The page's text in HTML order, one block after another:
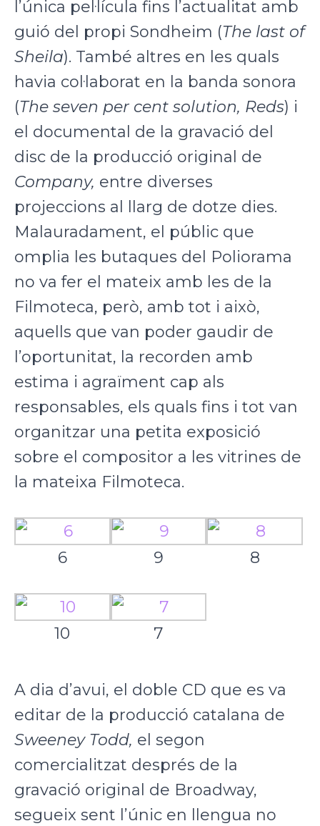
l’única pel·lícula fins l’actualitat amb
guió del propi Sondheim (The last of
Sheila). També altres en les quals
havia col·laborat en la banda sonora
(The seven per cent solution, Reds) i
el documental de la gravació del
disc de la producció original de
Company, entre diverses
projeccions al llarg de dotze dies.
Malauradament, el públic que
omplia les butaques del Poliorama
no va fer el mateix amb les de la
Filmoteca, però, amb tot i això,
aquells que van poder gaudir de
l’oportunitat, la recorden amb
estima i agraïment cap als
responsables, els quals fins i tot van
organitzar una petita exposició
sobre el compositor a les vitrines de
la mateixa Filmoteca.
6 9 8
10 7
A dia d’avui, el doble CD que es va
editar de la producció catalana de
Sweeney Todd, el segon
comercialitzat després de la
gravació original de Broadway,
segueix sent l’únic en llengua no